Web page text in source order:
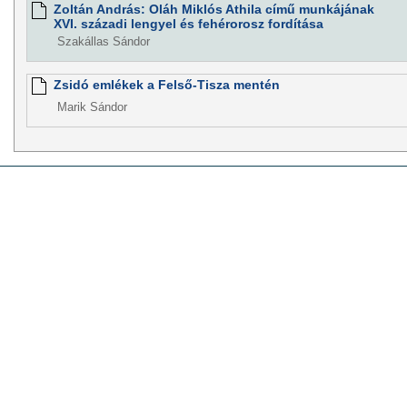
Zoltán András: Oláh Miklós Athila című munkájának
XVI. századi lengyel és fehérorosz fordítása
Szakállas Sándor
Zsidó emlékek a Felső-Tisza mentén
Marik Sándor